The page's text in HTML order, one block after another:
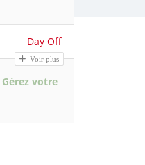
Day Off
Voir plus
Gérez votre